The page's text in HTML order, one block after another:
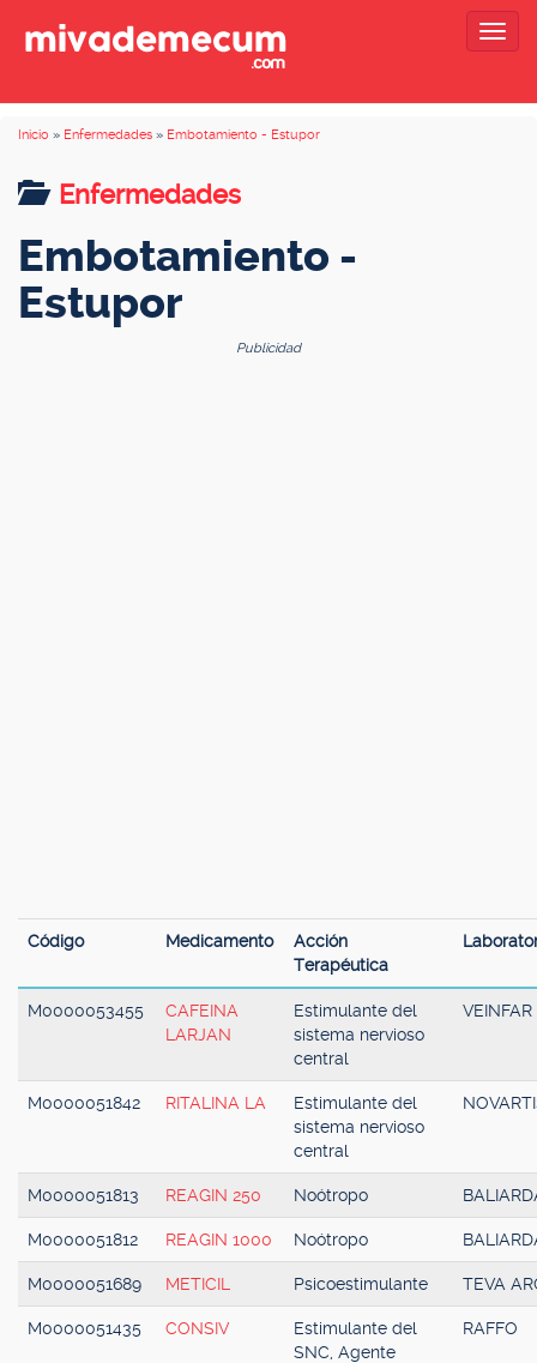
Inicio » Enfermedades » Embotamiento - Estupor
Enfermedades
Embotamiento -
Estupor
Publicidad
Código Medicamento
Acción
Terapéutica
M0000053455
CAFEINA
LARJAN
Estimulante del
sistema nervioso
central
VEINFAR
M0000051842 RITALINA LA
Estimulante del
sistema nervioso
central
M0000051813 REAGIN 250 Noótropo
M0000051812 REAGIN 1000 Noótropo
M0000051689 METICIL Psicoestimulante TEVA
M0000051435 CONSIV
Estimulante del
SNC, Agente
RAFFO